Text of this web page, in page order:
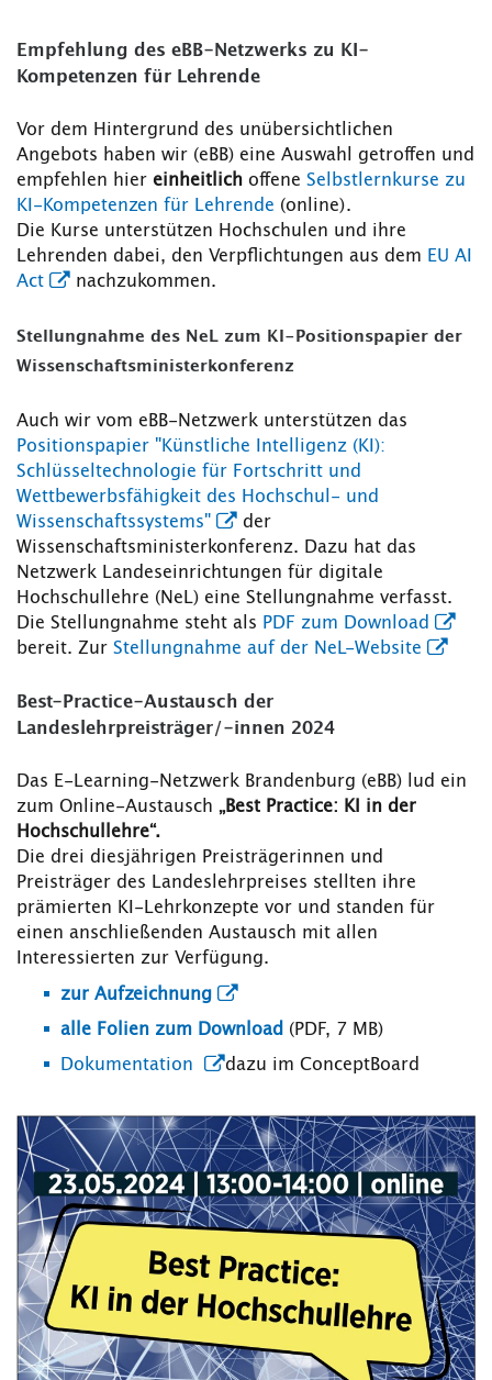
Empfehlung des eBB-Netzwerks zu KI-
Kompetenzen für Lehrende
Vor dem Hintergrund des unübersichtlichen
Angebots haben wir (eBB) eine Auswahl getroffen und
empfehlen hier einheitlich offene Selbstlernkurse zu
KI-Kompetenzen für Lehrende (online).
Die Kurse unterstützen Hochschulen und ihre
Lehrenden dabei, den Verpflichtungen aus dem EU AI
Act
nachzukommen.
Stellungnahme des NeL zum KI-Positionspapier der
Wissenschaftsministerkonferenz
Auch wir vom eBB-Netzwerk unterstützen das
Positionspapier "Künstliche Intelligenz (KI):
Schlüsseltechnologie für Fortschritt und
Wettbewerbsfähigkeit des Hochschul- und
Wissenschaftssystems"
der
Wissenschaftsministerkonferenz. Dazu hat das
Netzwerk Landeseinrichtungen für digitale
Hochschullehre (NeL) eine Stellungnahme verfasst.
Die Stellungnahme steht als PDF zum Download
bereit. Zur Stellungnahme auf der NeL-Website
Best-Practice-Austausch der
Landeslehrpreisträger/-innen 2024
Das E-Learning-Netzwerk Brandenburg (eBB) lud ein
zum Online-Austausch „Best Practice: KI in der
Hochschullehre“.
Die drei diesjährigen Preisträgerinnen und
Preisträger des Landeslehrpreises stellten ihre
prämierten KI-Lehrkonzepte vor und standen für
einen anschließenden Austausch mit allen
Interessierten zur Verfügung.
zur Aufzeichnung
alle Folien zum Download (PDF, 7 MB)
Dokumentation
dazu im ConceptBoard